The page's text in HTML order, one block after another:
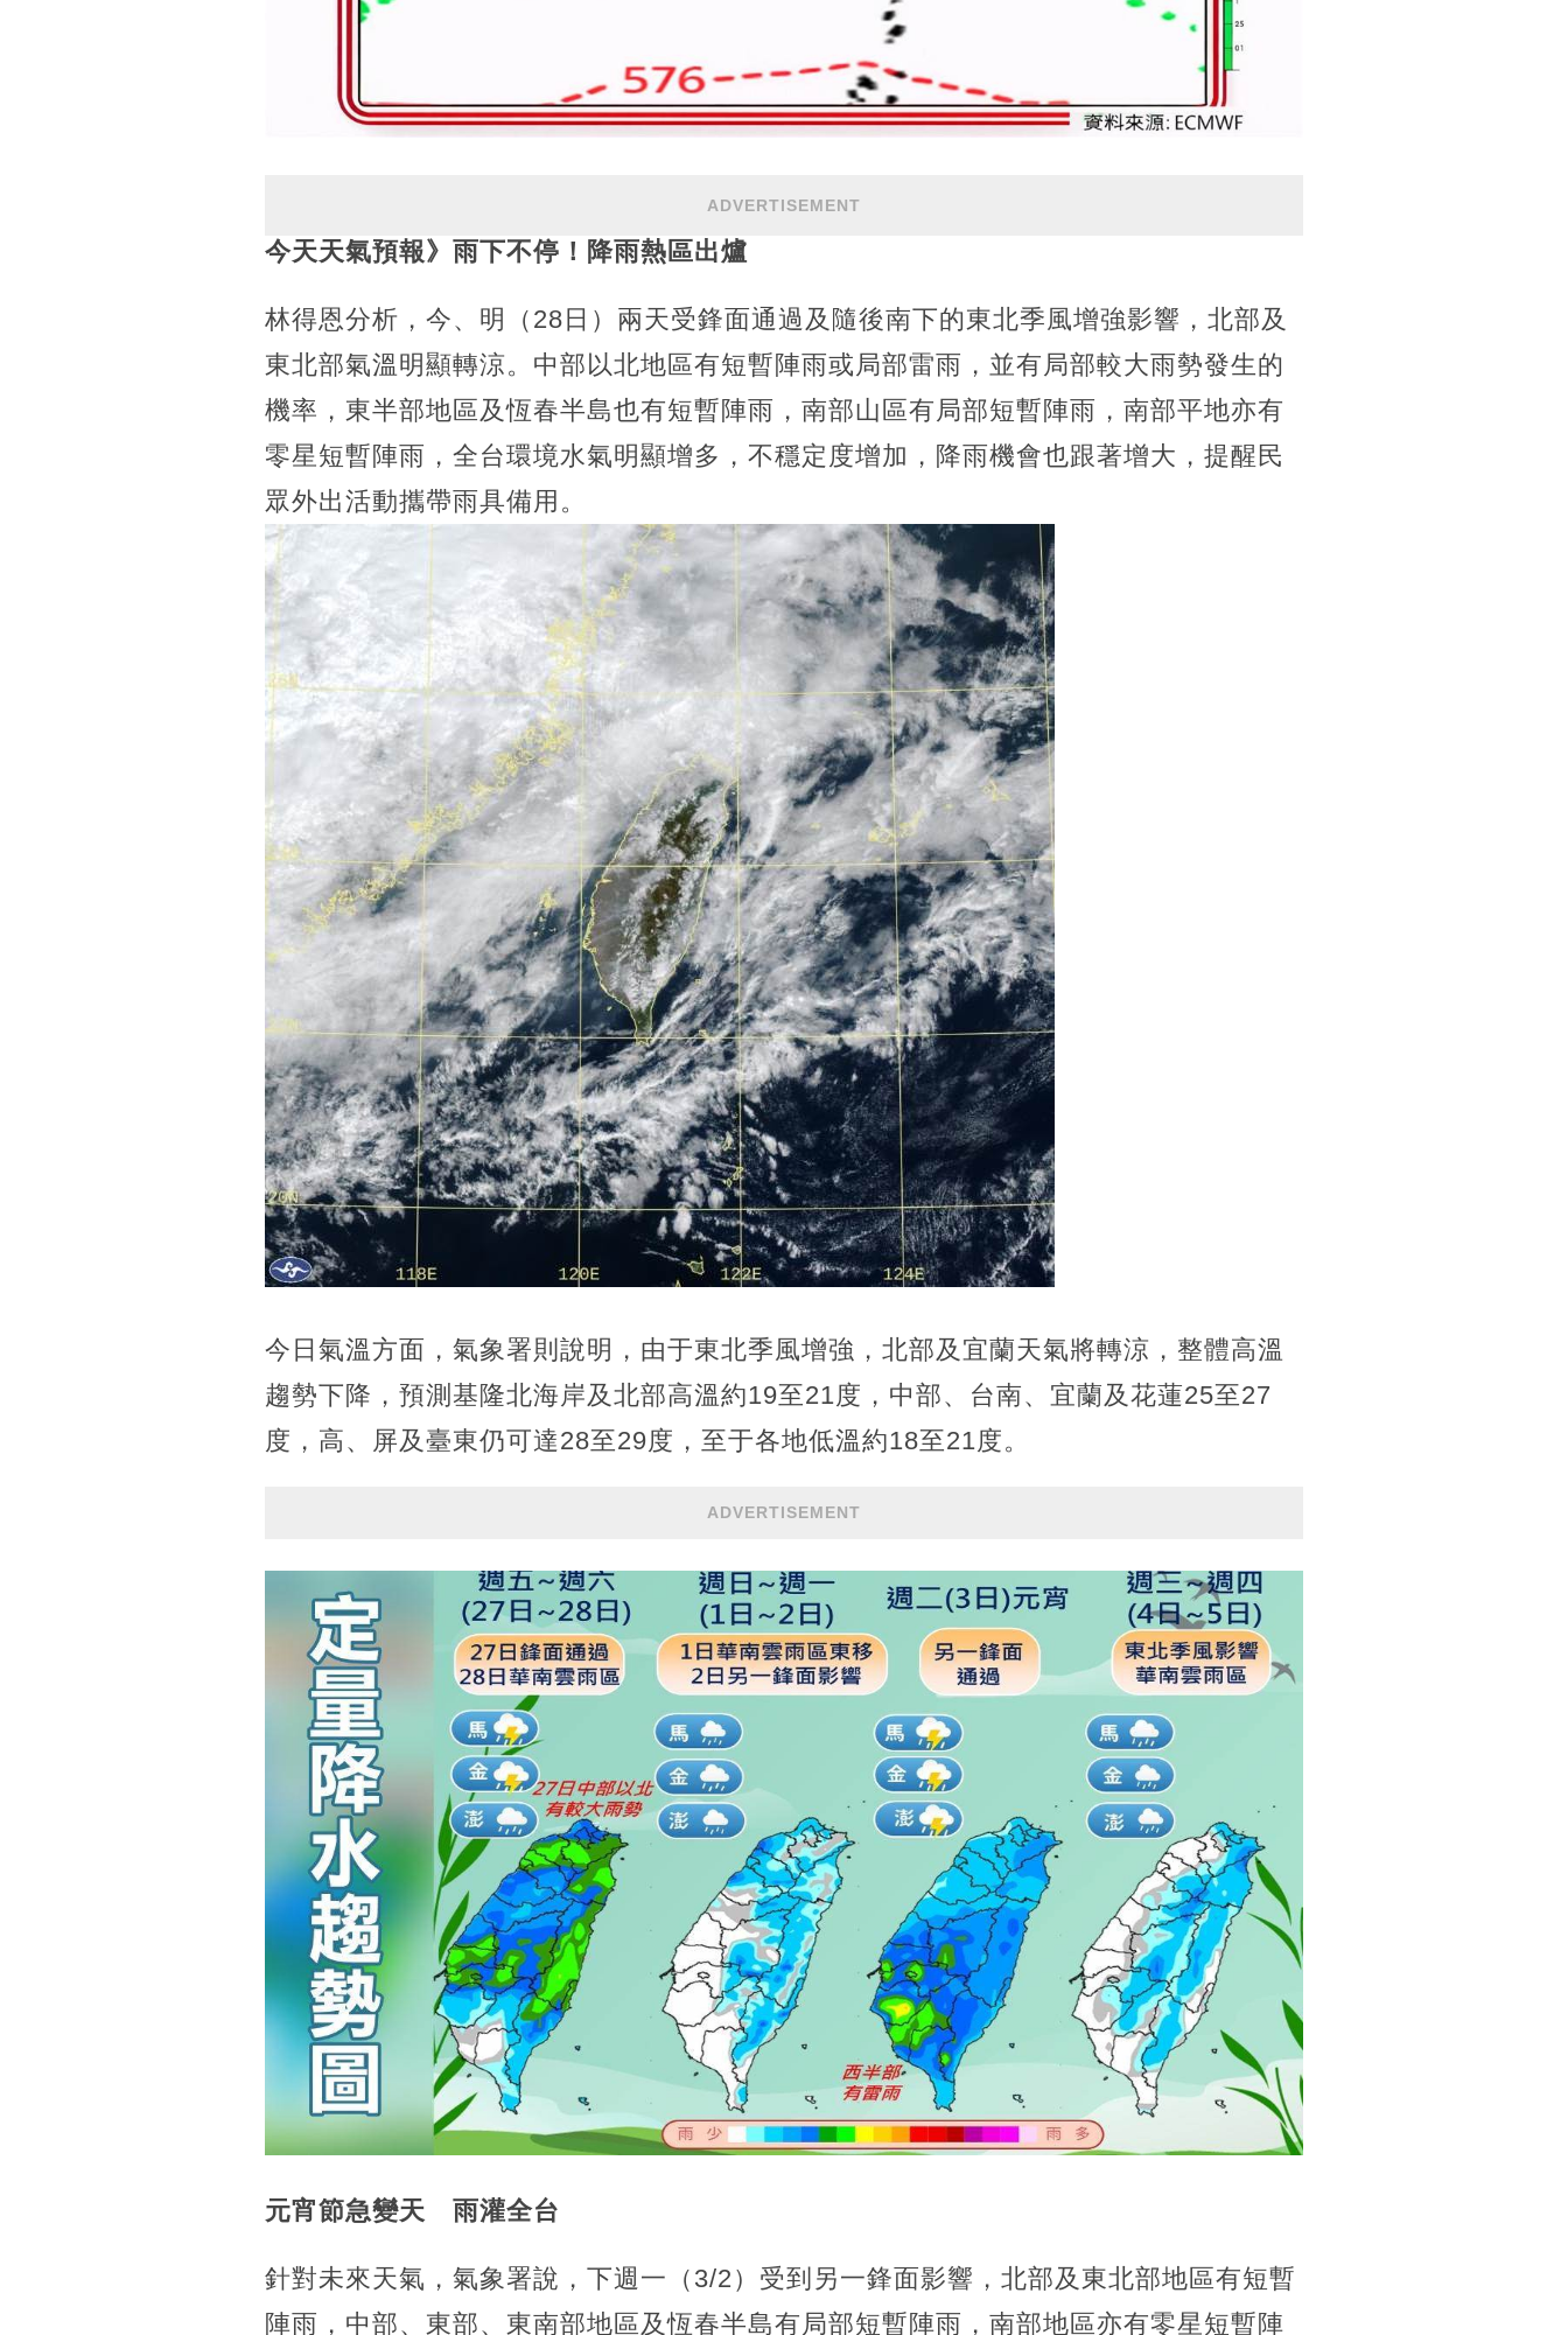
ADVERTISEMENT
今天天氣預報》雨下不停！降雨熱區出爐
林得恩分析，今、明（28日）兩天受鋒面通過及隨後南下的東北季風增強影響，北部及
東北部氣溫明顯轉涼。中部以北地區有短暫陣雨或局部雷雨，並有局部較大雨勢發生的
機率，東半部地區及恆春半島也有短暫陣雨，南部山區有局部短暫陣雨，南部平地亦有
零星短暫陣雨，全台環境水氣明顯增多，不穩定度增加，降雨機會也跟著增大，提醒民
眾外出活動攜帶雨具備用。
今日氣溫方面，氣象署則說明，由于東北季風增強，北部及宜蘭天氣將轉涼，整體高溫
趨勢下降，預測基隆北海岸及北部高溫約19至21度，中部、台南、宜蘭及花蓮25至27
度，高、屏及臺東仍可達28至29度，至于各地低溫約18至21度。
ADVERTISEMENT
元宵節急變天 雨灌全台
針對未來天氣，氣象署說，下週一（3/2）受到另一鋒面影響，北部及東北部地區有短暫
陣雨，中部、東部、東南部地區及恆春半島有局部短暫陣雨，南部地區亦有零星短暫陣